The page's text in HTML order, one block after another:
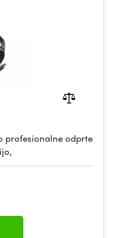
profesionalne odprte